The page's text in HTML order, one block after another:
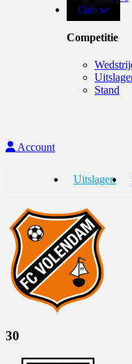
Club
Competitie
Stand
Account
Uitslagen
30